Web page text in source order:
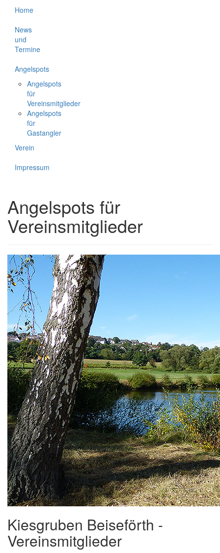
Home
News
und
Termine
Angelspots
Angelspots
für
Vereinsmitglieder
Angelspots
für
Gastangler
Verein
Impressum
Angelspots für
Vereinsmitglieder
Kiesgruben Beiseförth -
Vereinsmitglieder